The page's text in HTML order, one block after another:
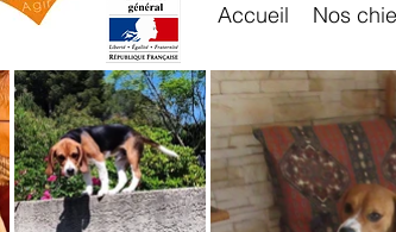
Accueil Nos